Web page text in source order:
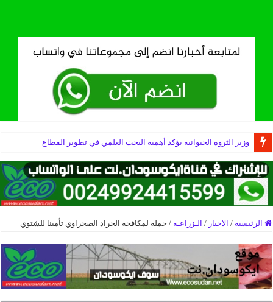
وزير الثروة الحيوانية يؤكد أهمية البحث العلمي في تطوير القطاع
الرئيسية / الاخبار / الـزراعـة / حملة لمكافحة الجراد الصحراوي تأمينا للشتوي